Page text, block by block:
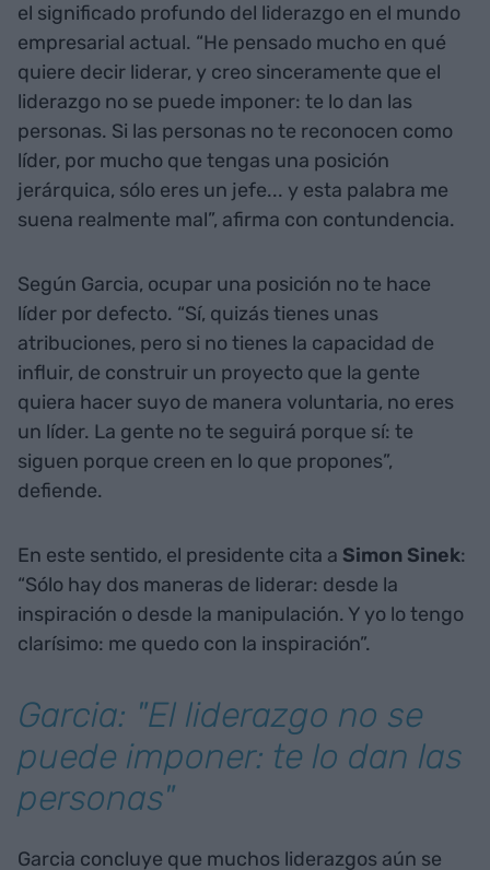
el significado profundo del liderazgo en el mundo
empresarial actual. “He pensado mucho en qué
quiere decir liderar, y creo sinceramente que el
liderazgo no se puede imponer: te lo dan las
personas. Si las personas no te reconocen como
líder, por mucho que tengas una posición
jerárquica, sólo eres un jefe... y esta palabra me
suena realmente mal”, afirma con contundencia.
Según Garcia, ocupar una posición no te hace
líder por defecto. “Sí, quizás tienes unas
atribuciones, pero si no tienes la capacidad de
influir, de construir un proyecto que la gente
quiera hacer suyo de manera voluntaria, no eres
un líder. La gente no te seguirá porque sí: te
siguen porque creen en lo que propones”,
defiende.
En este sentido, el presidente cita a Simon Sinek:
“Sólo hay dos maneras de liderar: desde la
inspiración o desde la manipulación. Y yo lo tengo
clarísimo: me quedo con la inspiración”.
Garcia: "El liderazgo no se
puede imponer: te lo dan las
personas"
Garcia concluye que muchos liderazgos aún se